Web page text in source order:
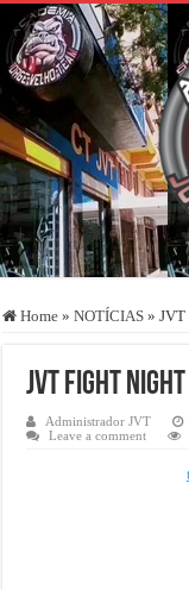
Home » NOTÍCIAS »
JVT Fight
Administrador JVT
Leave a comment